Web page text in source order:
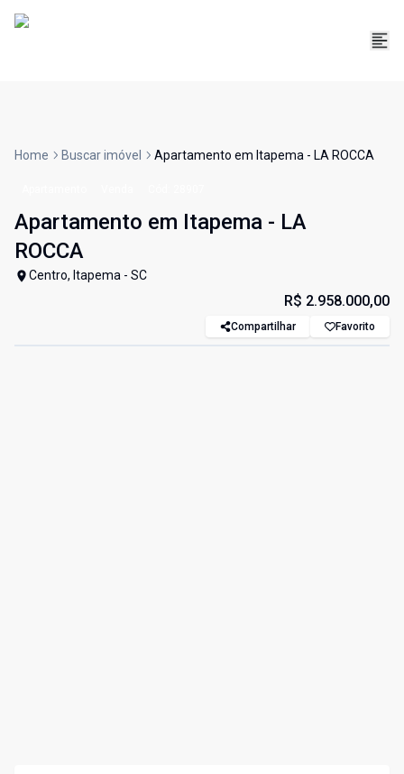
Home Buscar imóvel Apartamento em Itapema - LA ROCCA
Apartamento em Itapema - LA
ROCCA
Centro, Itapema - SC
R$ 2.958.000,00
Compartilhar Favorito